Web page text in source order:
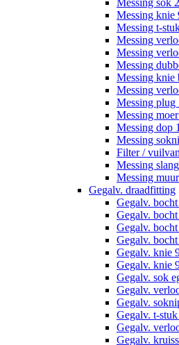
Messing sok
Messing knie
Messing t-
Messing
Messing
Messing
Messing knie
Messing
Messing plug
Messing
Messing dop
Messing
Filter /
Messing
Messing
Gegalv. draadfitting
Gegalv.
Gegalv.
Gegalv.
Gegalv.
Gegalv. knie
Gegalv. knie
Gegalv. sok
Gegalv.
Gegalv.
Gegalv. t-
Gegalv.
Gegalv.